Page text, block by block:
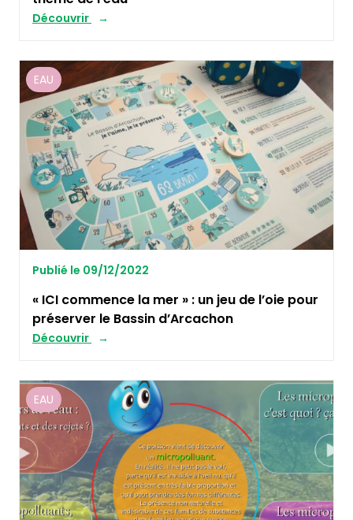
Découvrir
EAU
Publié le 09/12/2022
« ICI commence la mer » : un jeu de l’oie pour
préserver le Bassin d’Arcachon
Découvrir
EAU